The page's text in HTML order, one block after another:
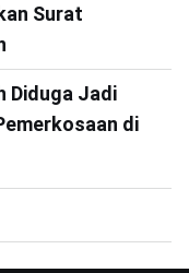
Surat
Diduga Jadi
di